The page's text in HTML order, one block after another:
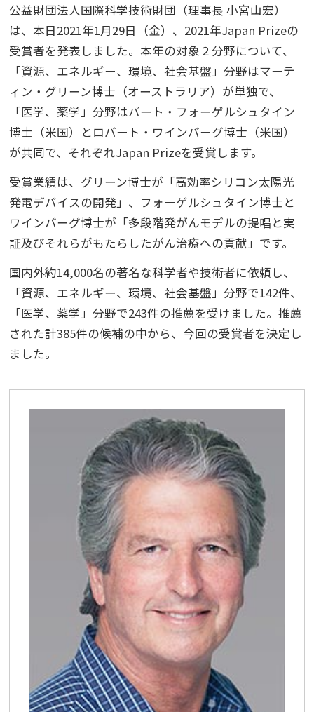
公益財団法人国際科学技術財団（理事長 小宮山宏）
は、本日2021年1月29日（金）、2021年Japan Prizeの
受賞者を発表しました。本年の対象２分野について、
「資源、エネルギー、環境、社会基盤」分野はマーテ
ィン・グリーン博士（オーストラリア）が単独で、
「医学、薬学」分野はバート・フォーゲルシュタイン
博士（米国）とロバート・ワインバーグ博士（米国）
が共同で、それぞれJapan Prizeを受賞します。
受賞業績は、グリーン博士が「高効率シリコン太陽光
発電デバイスの開発」、フォーゲルシュタイン博士と
ワインバーグ博士が「多段階発がんモデルの提唱と実
証及びそれらがもたらしたがん治療への貢献」です。
国内外約14,000名の著名な科学者や技術者に依頼し、
「資源、エネルギー、環境、社会基盤」分野で142件、
「医学、薬学」分野で243件の推薦を受けました。推薦
された計385件の候補の中から、今回の受賞者を決定し
ました。